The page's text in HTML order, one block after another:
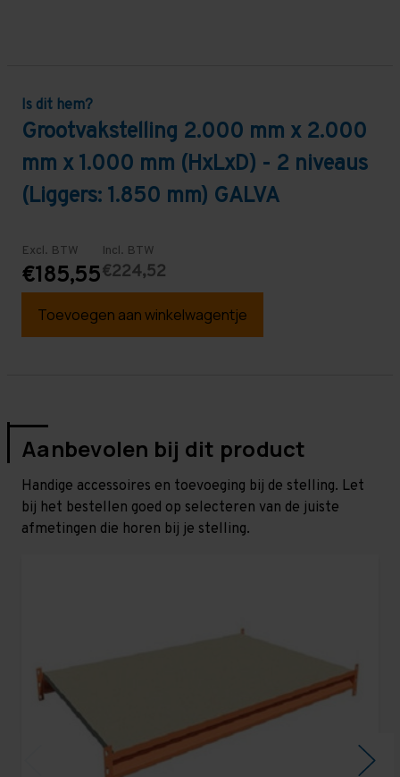
Is dit hem?
Grootvakstelling 2.000 mm x 2.000
mm x 1.000 mm (HxLxD) - 2 niveaus
(Liggers: 1.850 mm) GALVA
Excl. BTW
€185,55
Incl. BTW
€224,52
Toevoegen aan winkelwagentje
Aanbevolen bij dit product
Handige accessoires en toevoeging bij de stelling. Let
bij het bestellen goed op selecteren van de juiste
afmetingen die horen bij je stelling.